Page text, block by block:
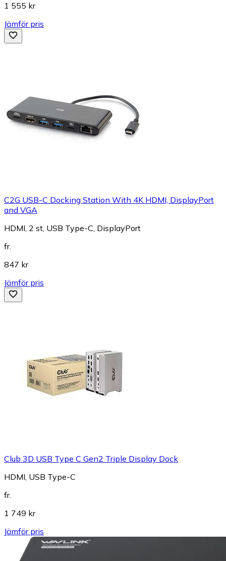
1 555 kr
Jämför pris
C2G USB-C Docking Station With 4K HDMI, DisplayPort
and VGA
HDMI, 2 st, USB Type-C, DisplayPort
fr.
847 kr
Jämför pris
Club 3D USB Type C Gen2 Triple Display Dock
HDMI, USB Type-C
fr.
1 749 kr
Jämför pris